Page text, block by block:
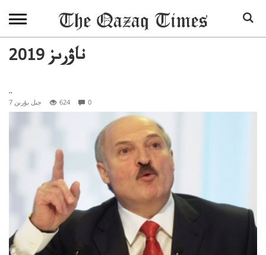
2019 ناۋرىز
..
7 جىل بۇرىن 624 0